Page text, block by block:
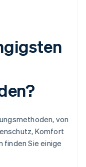
von
Komfort
finden Sie einige